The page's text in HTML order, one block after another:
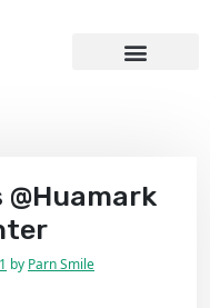
by Parn Smile